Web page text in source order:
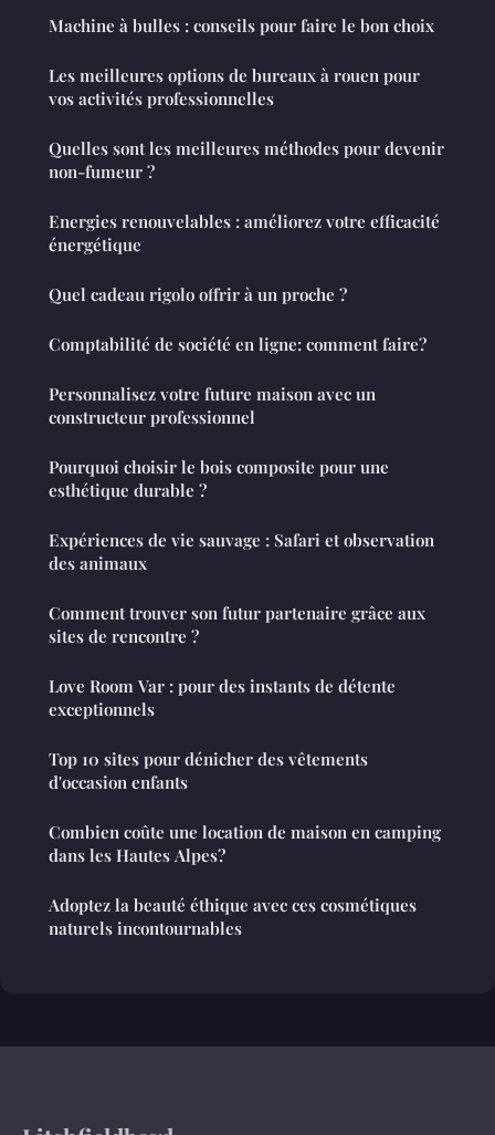
Machine à bulles : conseils pour faire le bon choix
Les meilleures options de bureaux à rouen pour
vos activités professionnelles
Quelles sont les meilleures méthodes pour devenir
non-fumeur ?
Energies renouvelables : améliorez votre efficacité
énergétique
Quel cadeau rigolo offrir à un proche ?
Comptabilité de société en ligne: comment faire?
Personnalisez votre future maison avec un
constructeur professionnel
Pourquoi choisir le bois composite pour une
esthétique durable ?
Expériences de vie sauvage : Safari et observation
des animaux
Comment trouver son futur partenaire grâce aux
sites de rencontre ?
Love Room Var : pour des instants de détente
exceptionnels
Top 10 sites pour dénicher des vêtements
d'occasion enfants
Combien coûte une location de maison en camping
dans les Hautes Alpes?
Adoptez la beauté éthique avec ces cosmétiques
naturels incontournables